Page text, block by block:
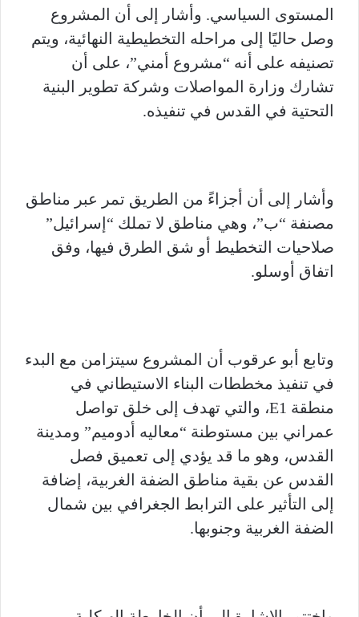
المستوى السياسي. وأشار إلى أن المشروع
وصل حاليًا إلى مراحله التخطيطية النهائية، ويتم
تصنيفه على أنه “مشروع أمني”، على أن
تشارك وزارة المواصلات وشركة تطوير البنية
التحتية في القدس في تنفيذه.
وأشار إلى أن أجزاءً من الطريق تمر عبر مناطق
مصنفة “ب”، وهي مناطق لا تملك “إسرائيل”
صلاحيات التخطيط أو شق الطرق فيها، وفق
اتفاق أوسلو.
وتابع أبو عرقوب أن المشروع سيتزامن مع البدء
في تنفيذ مخططات البناء الاستيطاني في
منطقة E1، والتي تهدف إلى خلق تواصل
عمراني بين مستوطنة “معاليه أدوميم” ومدينة
القدس، وهو ما قد يؤدي إلى تعميق فصل
القدس عن بقية مناطق الضفة الغربية، إضافة
إلى التأثير على الترابط الجغرافي بين شمال
الضفة الغربية وجنوبها.